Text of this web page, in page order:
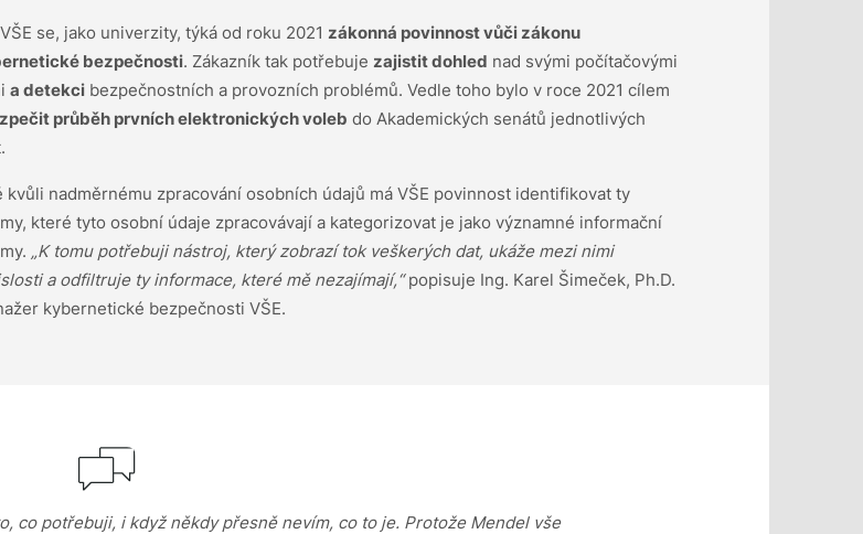
se, jako univerzity, týká od roku 2021 zákonná povinnost vůči zákonu
bezpečnosti. Zákazník tak potřebuje zajistit dohled nad svými počítačovými
a detekcibezpečnostních a provozních problémů. Vedle toho bylo v roce 2021 cílem
průběh prvních elektronických voleb do Akademických senátů jednotlivých
kvůli nadměrnému zpracování osobních údajů má VŠE povinnost identifikovat ty
které tyto osobní údaje zpracovávají a kategorizovat je jako významné informační
„K tomu potřebuji nástroj, který zobrazí tok veškerých dat, ukáže mezi nimi
a odfiltruje ty informace, které mě nezajímají,“popisuje Ing. Karel Šimeček, Ph.D.
kybernetické bezpečnosti VŠE.
co potřebuji, i když někdy přesně nevím, co to je. Protože Mendel vše